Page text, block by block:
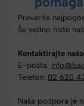
Preverite
Še vedno niste
Kontaktirajte
E-pošta:
Telefon: 02 620
Naša podpora je